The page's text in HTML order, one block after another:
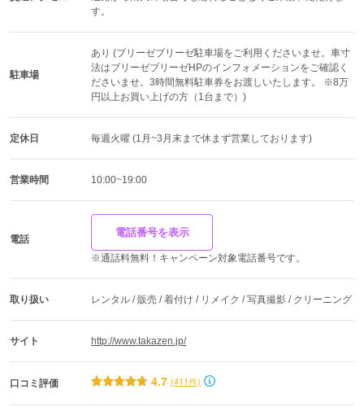
「FURISODE DOLL」は、
”誰よりも可愛くなりたい”、
”目立ちたい”という女の子のために
生まれたTAKAZENのオリジナルブランドです。
大人の一歩を踏み出す人生でたった
一度きりの記念日、成人式。
みんなの視線を独り占めしたいなら、
自分の好きなスタイルで、
振袖をまとったその瞬間から
す。
駐車場
あり (ブリーゼブリーゼ駐車場をご利用くださいませ。車寸
法はブリーゼブリーゼHPのインフォメーションをご確認く
ださいませ。3時間無料駐車券をお渡しいたします。 ※8万
円以上お買い上げの方（1台まで）)
定休日 毎週火曜 (1月~3月末まで休まず営業しております)
営業時間 10:00~19:00
電話
電話番号を表示
※通話料無料！キャンペーン対象電話番号です。
取り扱い レンタル / 販売 / 着付け / リメイク / 写真撮影 / クリーニング
サイト http://www.takazen.jp/
口コミ評価 4.7 (411件)